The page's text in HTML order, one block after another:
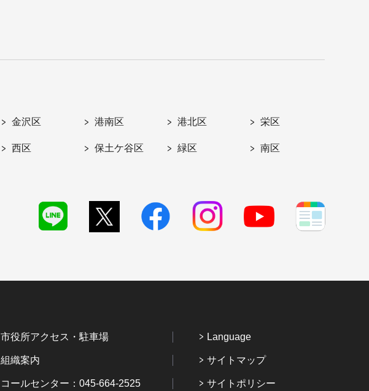
金沢区 港南区 港北区 栄区
西区 保土ケ谷区 緑区 南区
市役所アクセス・駐車場
組織案内
コールセンター：045-664-2525
Language
サイトマップ
サイトポリシー